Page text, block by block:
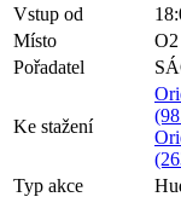
Vstup od
Místo
O2
Pořadatel
Ke stažení
Typ akce